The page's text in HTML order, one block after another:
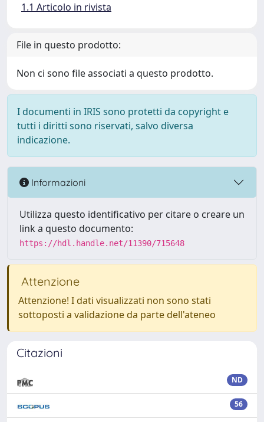
1.1 Articolo in rivista
File in questo prodotto:
Non ci sono file associati a questo prodotto.
I documenti in IRIS sono protetti da copyright e
tutti i diritti sono riservati, salvo diversa
indicazione.
Informazioni
Utilizza questo identificativo per citare o creare un
link a questo documento:
https://hdl.handle.net/11390/715648
Attenzione
Attenzione! I dati visualizzati non sono stati
sottoposti a validazione da parte dell'ateneo
Citazioni
ND
56